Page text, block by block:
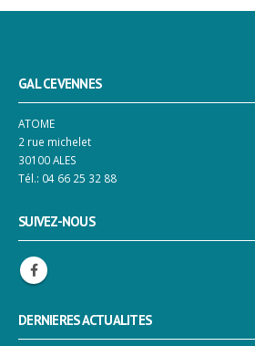
GAL CEVENNES
ATOME
2 rue michelet
30100 ALES
Tél.: 04 66 25 32 88
SUIVEZ-NOUS
DERNIERES ACTUALITES